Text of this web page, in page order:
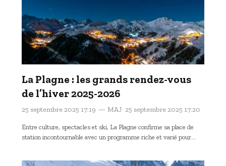
La Plagne : les grands rendez-vous
de l’hiver 2025-2026
25 septembre 2025 17:19 MAJ 25 septembre 2025 17:20
Entre culture, spectacles et ski, La Plagne confirme sa place de
station incontournable avec un programme riche et varié pour…